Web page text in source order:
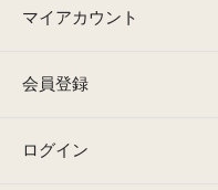
マイアカウント
会員登録
ログイン